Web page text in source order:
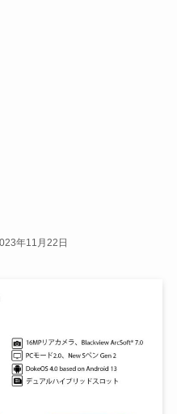
年11月22日